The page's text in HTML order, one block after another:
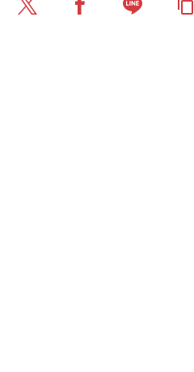
2025/8/25：記事を公開しました。 content_copy